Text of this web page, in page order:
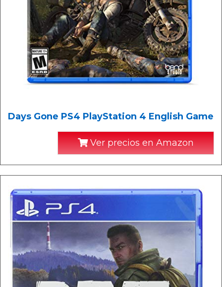
Days Gone PS4 PlayStation 4 English Game
Ver precios en Amazon